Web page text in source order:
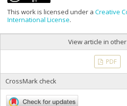
This work is licensed under a Creative
International License.
View article in
PDF
CrossMark check